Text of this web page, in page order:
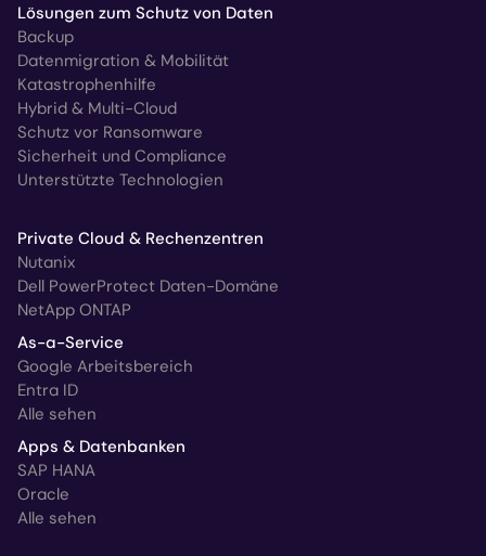
Lösungen zum Schutz von Daten
Backup
Datenmigration & Mobilität
Katastrophenhilfe
Hybrid & Multi-Cloud
Schutz vor Ransomware
Sicherheit und Compliance
Unterstützte Technologien
Private Cloud & Rechenzentren
Nutanix
Dell PowerProtect Daten-Domäne
NetApp ONTAP
As-a-Service
Google Arbeitsbereich
Entra ID
Alle sehen
Apps & Datenbanken
SAP HANA
Oracle
Alle sehen